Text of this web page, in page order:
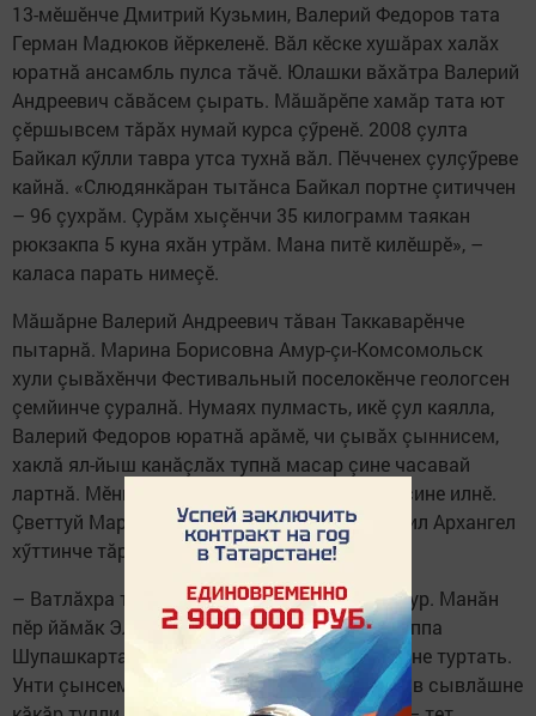
13-мӗшӗнче Дмитрий Кузьмин, Валерий Федоров тата
Герман Мадюков йӗркеленӗ. Вăл кӗске хушăрах халăх
юратнă ансамбль пулса тăчӗ. Юлашки вăхăтра Валерий
Андреевич сăвăсем çырать. Мăшăрӗпе хамăр тата ют
çӗршывсем тăрăх нумай курса çӳренӗ. 2008 çулта
Байкал кӳлли тавра утса тухнă вăл. Пӗчченех çулçӳреве
кайнă. «Слюдянкăран тытăнса Байкал портне çитиччен
– 96 çухрăм. Çурăм хыçӗнчи 35 килограмм таякан
рюкзакпа 5 куна яхăн утрăм. Мана питӗ килӗшрӗ», –
каласа парать нимеçӗ.
Мăшăрне Валерий Андреевич тăван Таккаварӗнче
пытарнă. Марина Борисовна Амур-çи-Комсомольск
хули çывăхӗнчи Фестивальный поселокӗнче геологсен
çемйинче çуралнă. Нумаях пулмасть, икӗ çул каялла,
Валерий Федоров юратнă арăмӗ, чи çывăх çыннисем,
хаклă ял-йыш канăçлăх тупнă масар çине часавай
лартнă. Мӗнпур тăкакӗсене ентешӗмӗр хăй çине илнӗ.
Çветтуй Марина ячӗллӗ часавай паян Михаил Архангел
хӳттинче тăрать.
– Ватлăхра тăван тăрăха таврăнма кăмăл пур. Манăн
пӗр йăмăк Элшелӗнче, тепри Ульяновскра, аппа
Шупашкарта пурăнаççӗ. Тăхăрьял хăй хӳттине туртать.
Унти çынсемпе калаçса, кӗçӗн тăван çӗршыв сывлăшне